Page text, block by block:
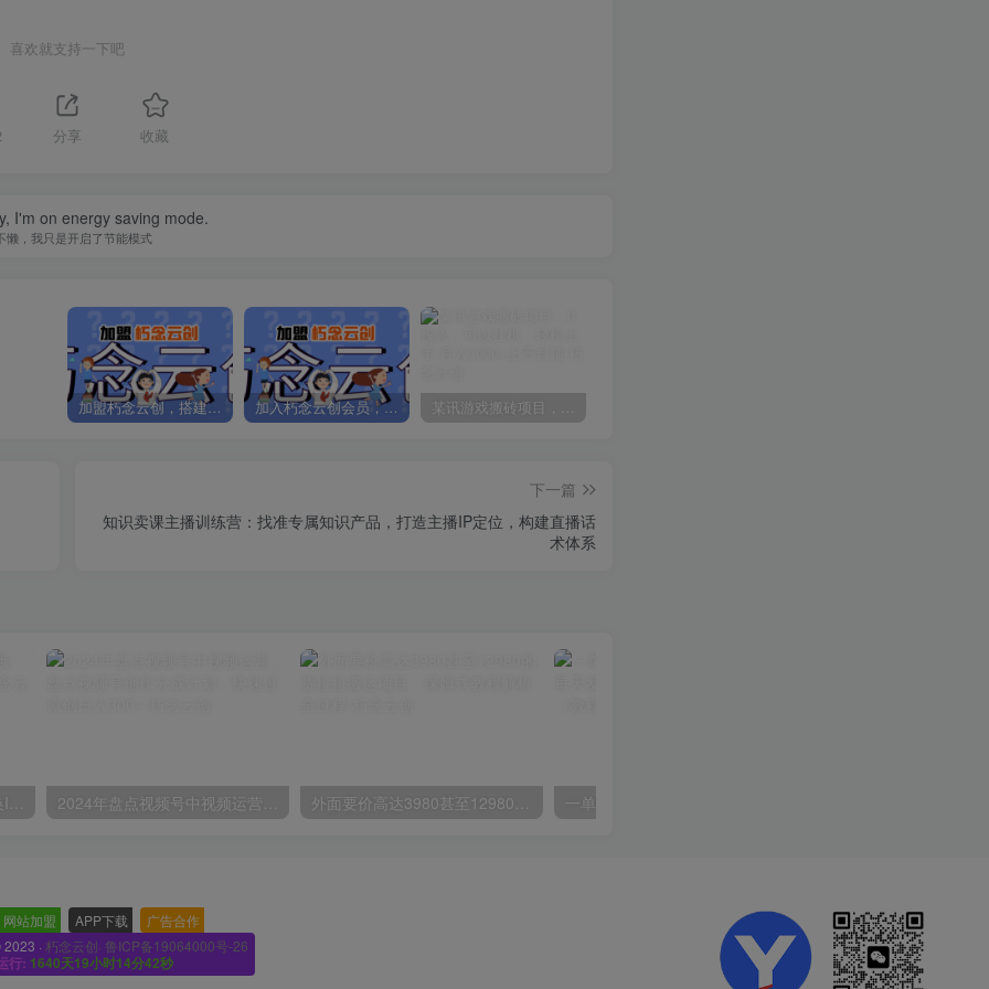
喜欢就支持一下吧
分享 收藏
I'm on energy saving mode.
懒，我只是开启了节能模式
加盟朽念云创，搭建同款项目资源站，实现日入2000+ 加入朽念云创会员，全站资源免费学习。 某讯游戏搬砖项目，0投入，可以挂机，轻松上手,月入3000+上不封顶
下一篇
知识卖课主播训练营：找准专属知识产品，打造主播IP定位，构建直播话
术体系
苹果手机试玩小兼职，无限换ID，0本0撸，单机日撸30+ 2024年盘点视频号中视频运营，盘点视频号创作分成计划，快速过原创日入300+ 外面要价高达3980甚至12980的货拉拉搬运项目，保姆式教程解析全过程
网站加盟 APP下载 广告合作
· 朽念云创· 鲁ICP备19064000号-26
行: 1640天19小时14分44秒